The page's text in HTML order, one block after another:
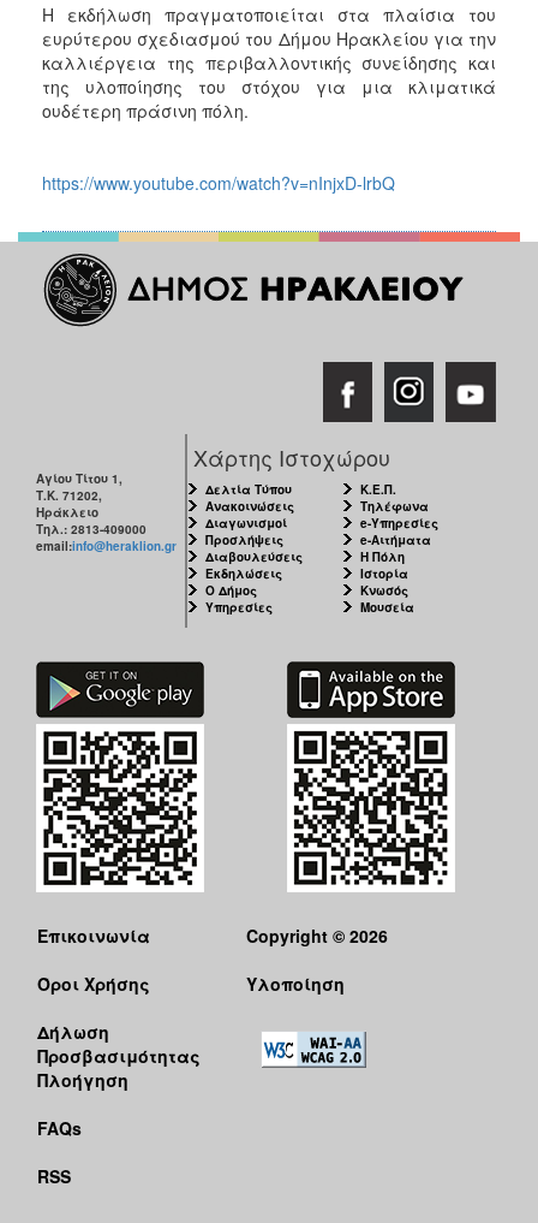
Η εκδήλωση πραγματοποιείται στα πλαίσια του
ευρύτερου σχεδιασμού του Δήμου Ηρακλείου για την
καλλιέργεια της περιβαλλοντικής συνείδησης και
της υλοποίησης του στόχου για μια κλιματικά
ουδέτερη πράσινη πόλη.
https://www.youtube.com/watch?v=nInjxD-lrbQ
Αγίου Τίτου 1,
Τ.Κ. 71202,
Ηράκλειο
Τηλ.: 2813-409000
email:info@heraklion.gr
Χάρτης Ιστοχώρου
Δελτία Τύπου
Ανακοινώσεις
Διαγωνισμοί
Προσλήψεις
Διαβουλεύσεις
Εκδηλώσεις
Ο Δήμος
Υπηρεσίες
Κ.Ε.Π.
Τηλέφωνα
e-Υπηρεσίες
e-Αιτήματα
Η Πόλη
Ιστορία
Κνωσός
Μουσεία
Επικοινωνία
Όροι Χρήσης
Δήλωση
Προσβασιμότητας
Πλοήγηση
FAQs
RSS
Copyright © 2026
Υλοποίηση